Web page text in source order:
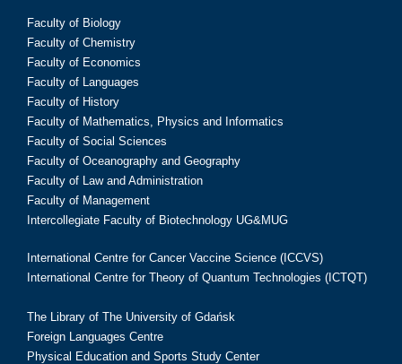
Faculty of Biology
Faculty of Chemistry
Faculty of Economics
Faculty of Languages
Faculty of History
Faculty of Mathematics, Physics and Informatics
Faculty of Social Sciences
Faculty of Oceanography and Geography
Faculty of Law and Administration
Faculty of Management
Intercollegiate Faculty of Biotechnology UG&MUG
International Centre for Cancer Vaccine Science (ICCVS)
International Centre for Theory of Quantum Technologies (ICTQT)
The Library of The University of Gdańsk
Foreign Languages Centre
Physical Education and Sports Study Center